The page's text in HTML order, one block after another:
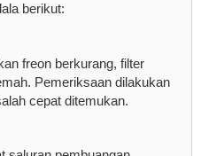
berikut:
freon berkurang, filter
Pemeriksaan dilakukan
cepat ditemukan.